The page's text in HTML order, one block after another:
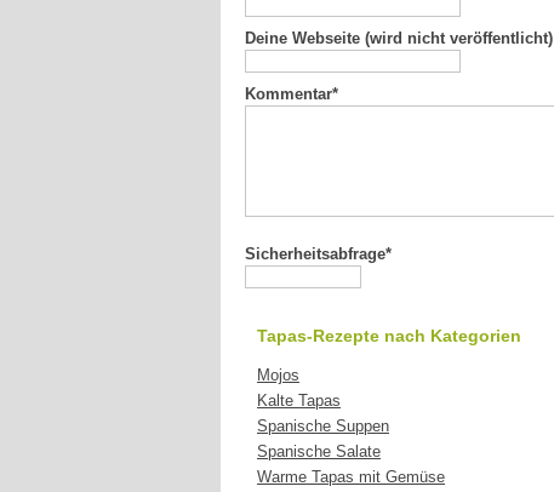
Deine Webseite (wird nicht veröffentlicht)
Kommentar*
Sicherheitsabfrage*
Tapas-Rezepte nach Kategorien
Mojos
Kalte Tapas
Spanische Suppen
Spanische Salate
Warme Tapas mit Gemüse